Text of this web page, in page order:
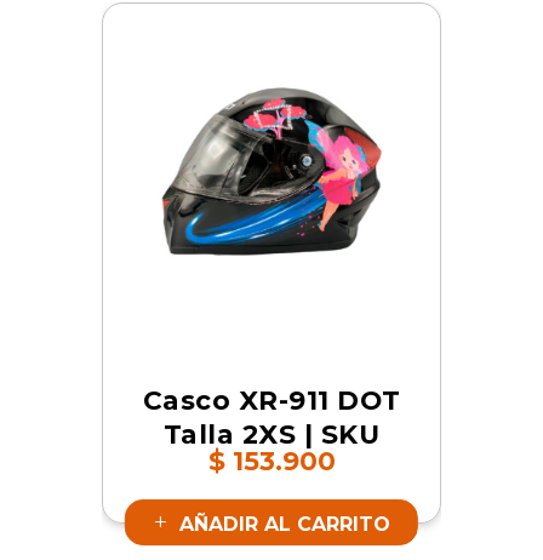
Casco XR-911 DOT
Talla 2XS | SKU
XC0-911XXXXXX-
004341
$153.900
AÑADIR AL CARRITO